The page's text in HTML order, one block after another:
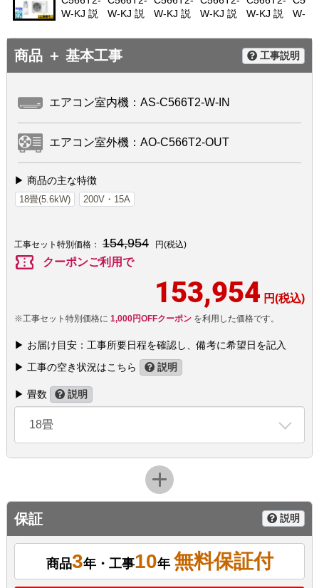
商品 ＋ 基本工事 工事説明
エアコン室内機：AS-C566T2-W-IN
エアコン室外機：AO-C566T2-OUT
▶ 商品の主な特徴
18畳(5.6kW) 200V・15A
工事セット特別価格： 154,954 円(税込)
confirmation_number クーポンご利用で
153,954 円(税込)
※工事セット特別価格に 1,000円OFFクーポンを利用した価格です。
▶ お届け目安：工事所要日程を確認し、備考に希望日を記入
▶ 工事の空き状況はこちら
説明
▶ 畳数 説明
18畳
保証 説明
商品3年・工事10年 無料保証付